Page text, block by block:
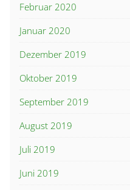
Februar 2020
Januar 2020
Dezember 2019
Oktober 2019
September 2019
August 2019
Juli 2019
Juni 2019